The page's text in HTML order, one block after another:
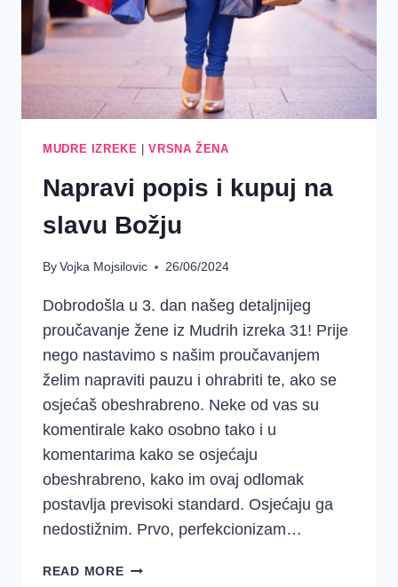
MUDRE IZREKE |VRSNA ŽENA
Napravi popis i kupuj na
slavu Božju
ByVojka Mojsilovic 26/06/2024
Dobrodošla u 3. dan našeg detaljnijeg
proučavanje žene iz Mudrih izreka 31! Prije
nego nastavimo s našim proučavanjem
želim napraviti pauzu i ohrabriti te, ako se
osjećaš obeshrabreno. Neke od vas su
komentirale kako osobno tako i u
komentarima kako se osjećaju
obeshrabreno, kako im ovaj odlomak
postavlja previsoki standard. Osjećaju ga
nedostižnim. Prvo, perfekcionizam…
READ MORENAPRAVI